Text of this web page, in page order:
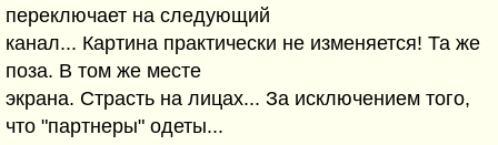
переключает на следующий
канал... Картина практически не изменяется! Та же
поза. В том же месте
экрана. Страсть на лицах... За исключением того,
что "партнеры" одеты...